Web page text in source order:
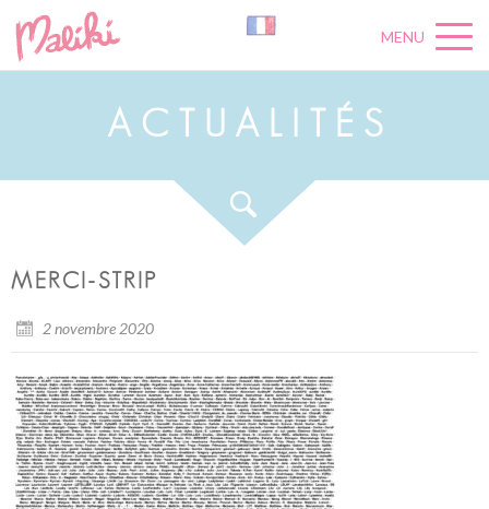
MENU
A C U A L É S
MERCI-STRIP
2 novembre 2020